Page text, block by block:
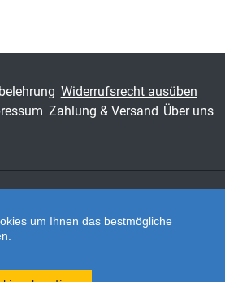
Widerrufsrecht ausüben
Zahlung & Versand Über uns
um Ihnen das bestmögliche